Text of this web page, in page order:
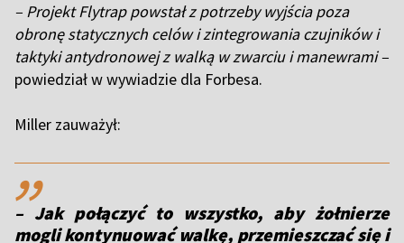
– Projekt Flytrap powstał z potrzeby wyjścia poza
obronę statycznych celów i zintegrowania czujników i
taktyki antydronowej z walką w zwarciu i manewrami –
powiedział w wywiadzie dla Forbesa.
Miller zauważył:
,,
– Jak połączyć to wszystko, aby żołnierze
mogli kontynuować walkę, przemieszczać się i